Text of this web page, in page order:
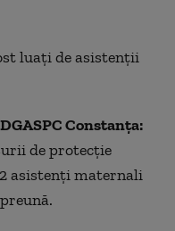
luați de asistenții
Constanța:
de protecție
asistențimaternali
ă.